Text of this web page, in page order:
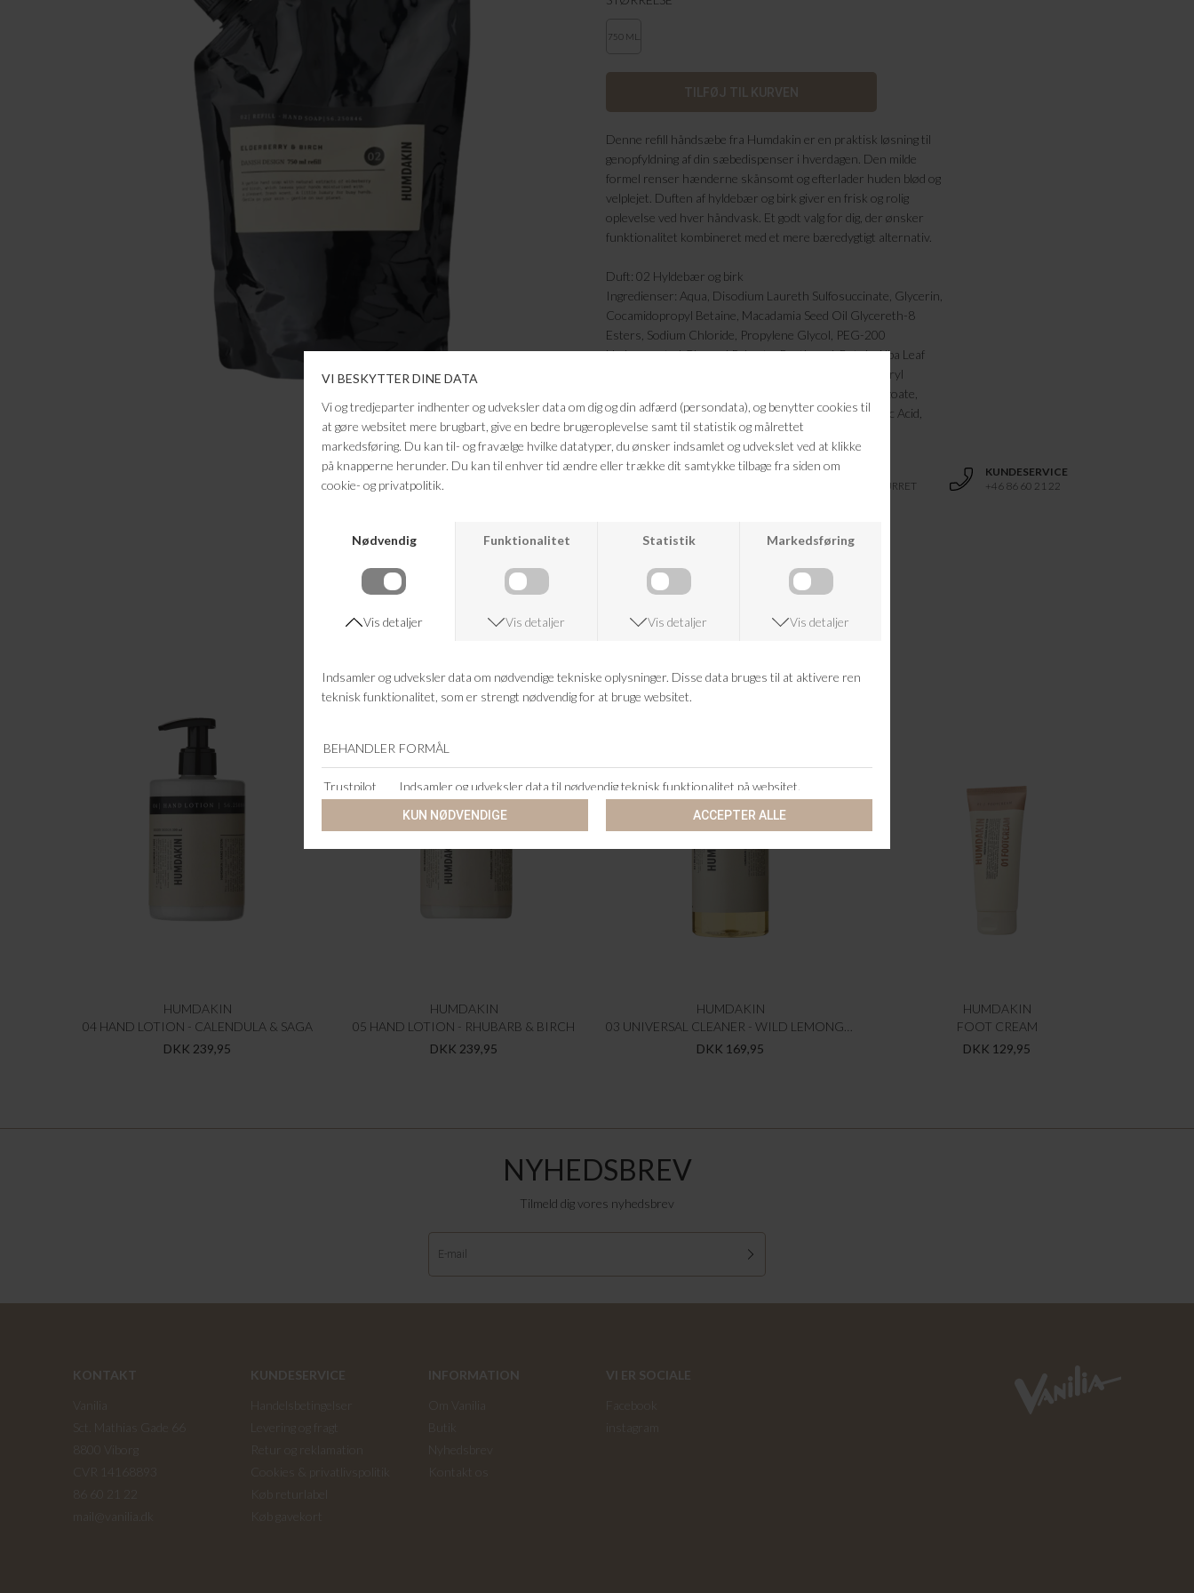
750 ML.
Denne refill håndsæbe fra Humdakin er en praktisk løsning til
genopfyldning af din sæbedispenser i hverdagen. Den milde
formel renser hænderne skånsomt og efterlader huden blød og
velplejet. Duften af hyldebær og birk giver en frisk og rolig
oplevelse ved hver håndvask. Et godt valg for dig, der ønsker
funktionalitet kombineret med et mere bæredygtigt alternativ.
Duft: 02 Hyldebær og birk
Ingredienser: Aqua, Disodium Laureth Sulfosuccinate, Glycerin,
Cocamidopropyl Betaine, Macadamia Seed Oil Glycereth-8
Esters, Sodium Chloride, Propylene Glycol, PEG-200
Hydrogenated Glyceryl Palmate, Panthenol, Betula Alba Leaf
Extract, Sambucus Nigra Flower Extract, PEG-7 Glyceryl
Cocoate, Tetrasodium Iminodisuccinate, Sodium Benzoate,
Phenoxyethanol, Lactic Acid, Potassium Sorbate, Citric Acid,
Parfum.
FRAGTFRI LEVERING
RETURRET
14 DAGES RETURRET
KUNDESERVICE
+46 86 60 21 22
ANDRE KØBTE OGSÅ
HUMDAKIN
04 HAND LOTION - CALENDULA & SAGA
DKK 239,95
HUMDAKIN
05 HAND LOTION - RHUBARB & BIRCH
DKK 239,95
HUMDAKIN
DKK 169,95
HUMDAKIN
FOOT CREAM
DKK 129,95
NYHEDSBREV
Tilmeld dig vores nyhedsbrev
KONTAKT
KUNDESERVICE
INFORMATION
VI ER SOCIALE